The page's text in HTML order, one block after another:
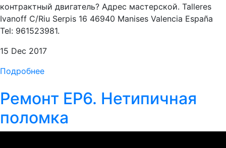
контрактный двигатель? Адрес мастерской. Talleres
Ivanoff C/Riu Serpis 16 46940 Manises Valencia España
Tel: 961523981.
15 Dec 2017
Подробнее
Ремонт EP6. Нетипичная
поломка